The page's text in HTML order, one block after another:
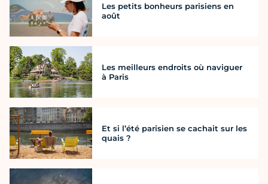
Les petits bonheurs parisiens en
août
Les meilleurs endroits où naviguer
à Paris
Et si l’été parisien se cachait sur les
quais ?